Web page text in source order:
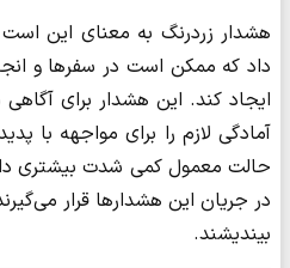
هشدار زردرنگ به معنای این
داد که ممکن است در سفرها و
ایجاد کند. این هشدار برای
آمادگی لازم را برای مواجهه با
حالت معمول کمی شدت بیشتری
در جریان این هشدارها قرار
بیندیشند.